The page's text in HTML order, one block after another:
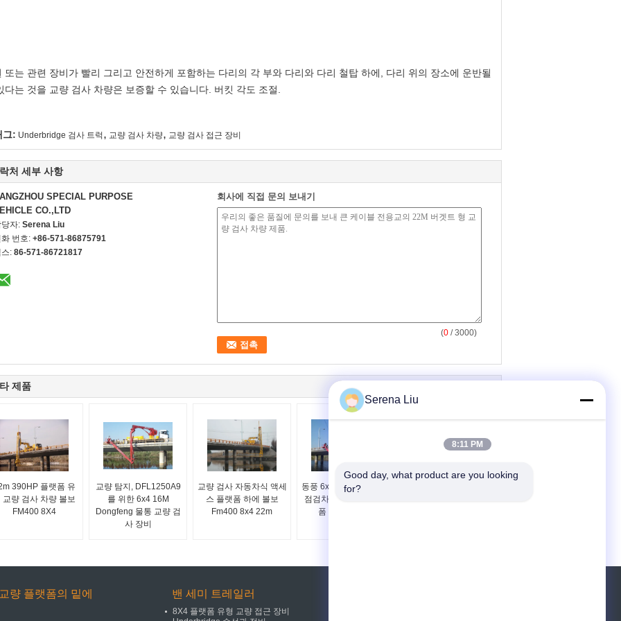
또는 관련 장비가 빨리 그리고 안전하게 포함하는 다리의 각 부와 다리와 다리 철탑 하에, 다리 위의 장소에 운반될
다는 것을 교량 검사 차량은 보증할 수 있습니다. 버킷 각도 조절.
그: Underbridge 검사 트럭 , 교량 검사 차량, 교량 검사 접근 장비
처 세부 사항
SPECIAL PURPOSE
CO.,LTD
당자: Serena Liu
화 번호: +86-571-86875791
: 86-571-86721817
회사에 직접 문의 보내기
(0 / 3000)
제품
390HP 플랫폼 유
교량 검사 차량 볼보
FM400 8X4
교량 탐지, DFL1250A9
를 위한 6x4 16M
Dongfeng 물통 교량 검
사 장비
교량 검사 자동차식 액세
스 플랫폼 하에 볼보
Fm400 8x4 22m
동풍 6x4 버겟트 형 교량
점검차, 교량 검사 플랫
폼 16m 270HP
교량 플랫폼의 밑에 밴 세미 트레일러
8X4 플랫폼 유형 교량 접근 장비
Serena Liu
8:11 PM
Good day, what product are you looking
for?